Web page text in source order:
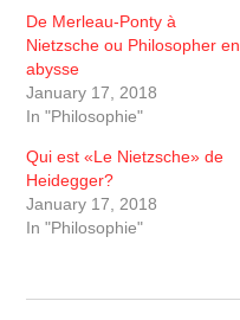
De Merleau-Ponty à
Nietzsche ou Philosopher en
abysse
January 17, 2018
In "Philosophie"
Qui est «Le Nietzsche» de
Heidegger?
January 17, 2018
In "Philosophie"